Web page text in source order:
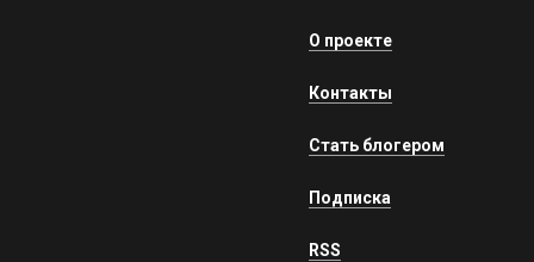
О проекте
Контакты
Стать блогером
Подписка
RSS